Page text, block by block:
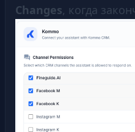
Changes, когда